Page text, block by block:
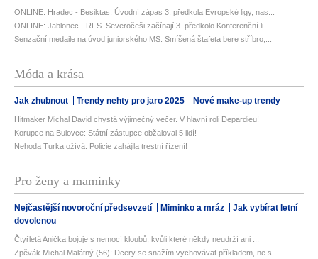
ONLINE: Hradec - Besiktas. Úvodní zápas 3. předkola Evropské ligy, nas...
ONLINE: Jablonec - RFS. Severočeši začínají 3. předkolo Konferenční li...
Senzační medaile na úvod juniorského MS. Smíšená štafeta bere stříbro,...
Móda a krása
Jak zhubnout Trendy nehty pro jaro 2025 Nové make-up trendy
Hitmaker Michal David chystá výjimečný večer. V hlavní roli Depardieu!
Korupce na Bulovce: Státní zástupce obžaloval 5 lidí!
Nehoda Turka ožívá: Policie zahájila trestní řízení!
Pro ženy a maminky
Nejčastější novoroční předsevzetí Miminko a mráz
Jak vybírat letní
dovolenou
Čtyřletá Anička bojuje s nemocí kloubů, kvůli které někdy neudrží ani ...
Zpěvák Michal Malátný (56): Dcery se snažím vychovávat příkladem, ne s...